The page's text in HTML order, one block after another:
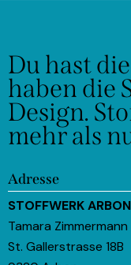
Du hast
haben die
Design.
mehr als
Adresse
STOFFWERK ARBON
Tamara Zimmermann
St. Gallerstrasse 18B